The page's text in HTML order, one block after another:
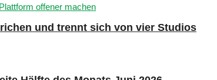
und trennt sich von vier Studios